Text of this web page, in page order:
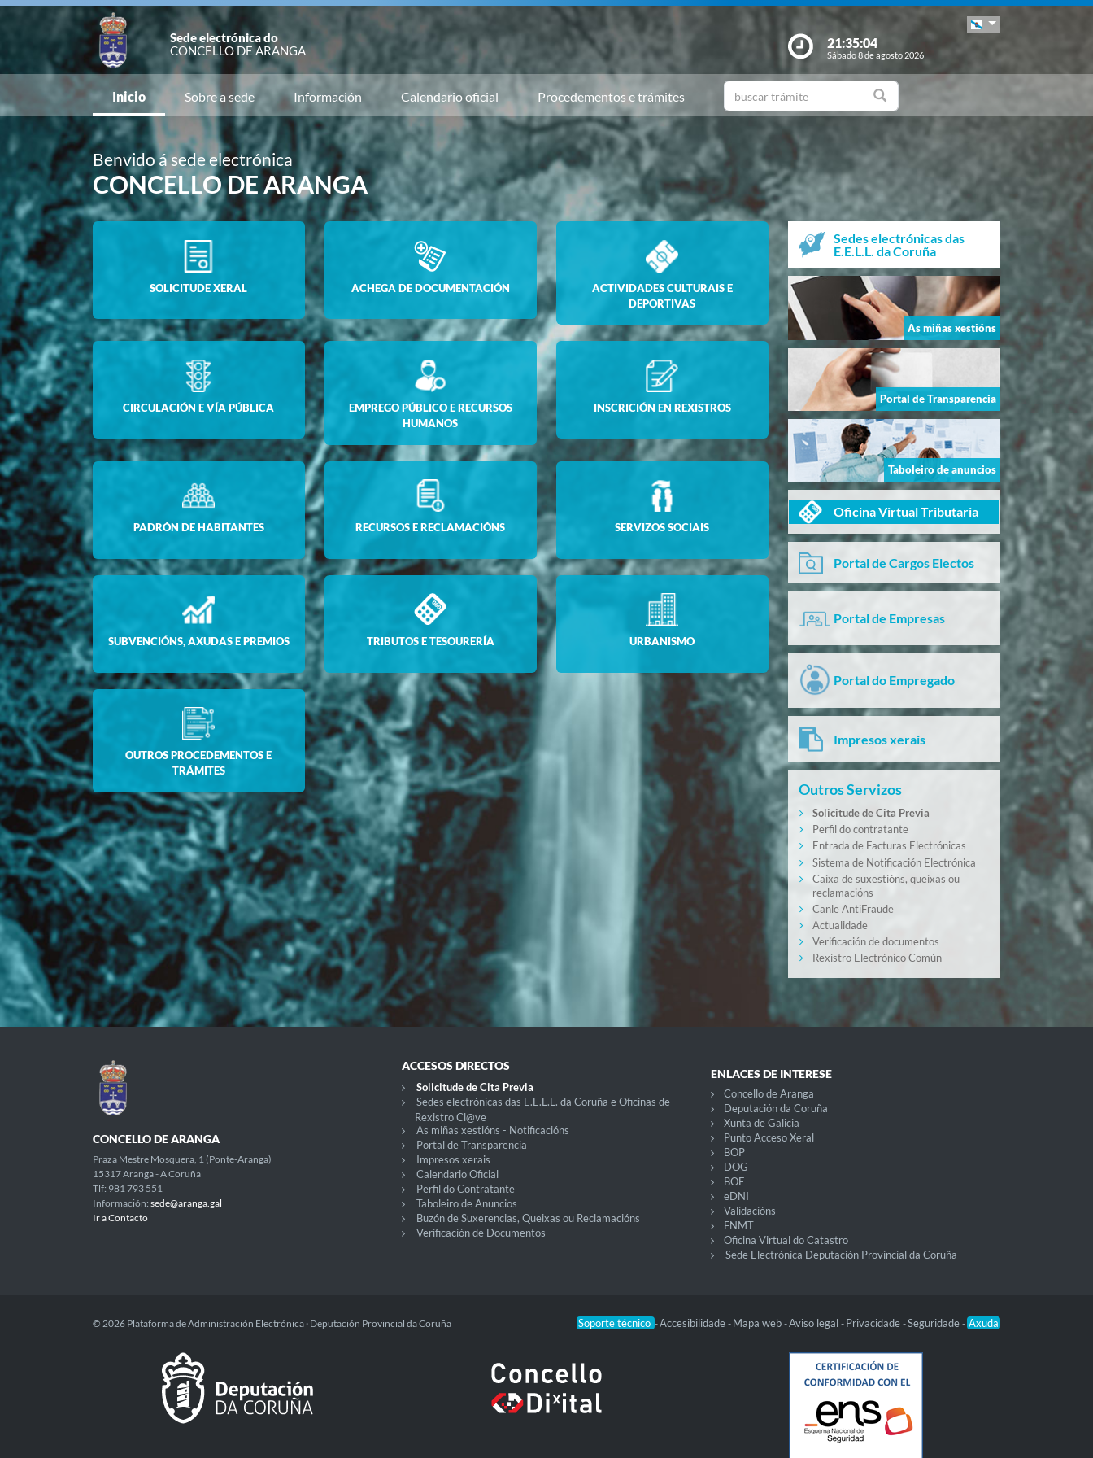
Sede electrónica do
CONCELLO DE ARANGA
21:35:05
Sábado 8 de agosto 2026
Inicio Sobre a sede Información Calendario oficial Procedementos e trámites
Benvido á sede electrónica
CONCELLO DE ARANGA
SOLICITUDE XERAL ACHEGA DE DOCUMENTACIÓN
ACTIVIDADES CULTURAIS E
DEPORTIVAS
CIRCULACIÓN E VÍA PÚBLICA
EMPREGO PÚBLICO E RECURSOS
HUMANOS
INSCRICIÓN EN REXISTROS
PADRÓN DE HABITANTES RECURSOS E RECLAMACIÓNS SERVIZOS SOCIAIS
SUBVENCIÓNS, AXUDAS E PREMIOS TRIBUTOS E TESOURERÍA URBANISMO
OUTROS PROCEDEMENTOS E
TRÁMITES
Sedes electrónicas das
E.E.L.L. da Coruña
As miñas xestións
Portal de Transparencia
Taboleiro de anuncios
Oficina Virtual Tributaria
Portal de Cargos Electos
Portal de Empresas
Portal do Empregado
Impresos xerais
Outros Servizos
Solicitude de Cita Previa
Perfil do contratante
Entrada de Facturas Electrónicas
Sistema de Notificación Electrónica
Caixa de suxestións, queixas ou
reclamacións
Canle AntiFraude
Actualidade
Verificación de documentos
Rexistro Electrónico Común
CONCELLO DE ARANGA
Praza Mestre Mosquera, 1 (Ponte-Aranga)
15317 Aranga - A Coruña
Tlf: 981 793 551
Información: sede@aranga.gal
Ir a Contacto
ACCESOS DIRECTOS
Solicitude de Cita Previa
Sedes electrónicas das E.E.L.L. da Coruña e Oficinas de
Rexistro Cl@ve
As miñas xestións - Notificacións
Portal de Transparencia
Impresos xerais
Calendario Oficial
Perfil do Contratante
Taboleiro de Anuncios
Buzón de Suxerencias, Queixas ou Reclamacións
Verificación de Documentos
ENLACES DE INTERESE
Concello de Aranga
Deputación da Coruña
Xunta de Galicia
Punto Acceso Xeral
BOP
DOG
BOE
eDNI
Validacións
FNMT
Oficina Virtual do Catastro
Sede Electrónica Deputación Provincial da Coruña
Soporte técnico -Accesibilidade - Mapa web -Aviso legal - Privacidade -Seguridade - Axuda
© 2026 Plataforma de Administración Electrónica · Deputación Provincial da Coruña